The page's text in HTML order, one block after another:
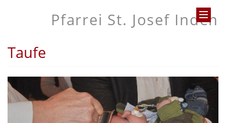
Pfarrei St. Josef Inden
Taufe